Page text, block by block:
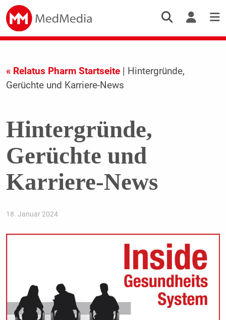
« Relatus Pharm Startseite| Hintergründe,
Gerüchte und Karriere-News
Hintergründe,
Gerüchte und
Karriere-News
18. Januar 2024